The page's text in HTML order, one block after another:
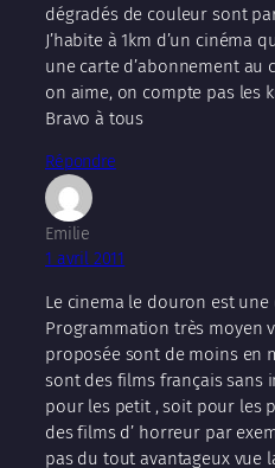
dégradés de couleur sont
J’habite à 1km d’un cinéma
une carte d’abonnement au
on aime, on compte pas les
Bravo à tous
Répondre
Emilie
1 avril 2011
Le cinema le douron est
Programmation très moyen
proposée sont de moins en
sont des films français sans
pour les petit , soit pour les
des films d’ horreur par
pas du tout avantageux vue